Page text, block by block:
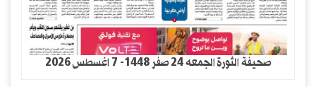
صحيفة الثورة الجمعه 24 صفر 1448- 7 اغسطس 2026